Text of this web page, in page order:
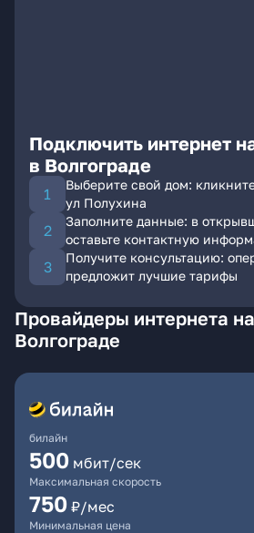
Подключить интернет
в Волгограде
Выберите свой дом:
ул Полухина
Заполните данные: в
оставьте контактную
Получите консультацию:
предложит лучшие тарифы
Провайдеры интернета
Волгограде
билайн
500 мбит/сек
Максимальная скорость
750 ₽/мес
Минимальная цена